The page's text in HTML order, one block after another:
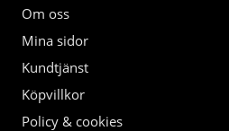
Om oss
Mina sidor
Kundtjänst
Köpvillkor
Policy & cookies